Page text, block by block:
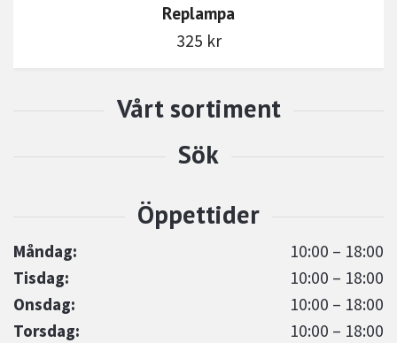
Måndag:
10:00 – 18:00
Tisdag:
10:00 – 18:00
Onsdag:
10:00 – 18:00
Torsdag:
10:00 – 18:00
Replampa
325 kr